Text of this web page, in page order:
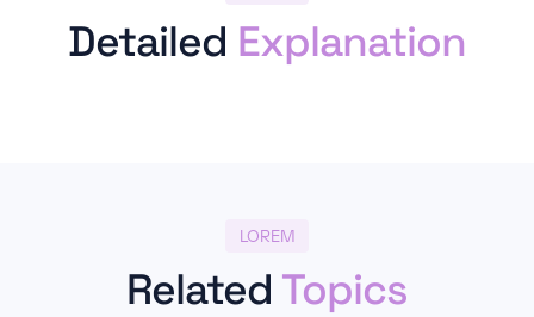
Detailed Explanation
LOREM
Related Topics